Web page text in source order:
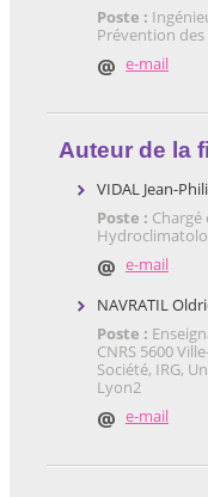
Poste :
Prévention
e-mail
Auteur de la
VIDAL Jean-
Poste : Chargé
e-mail
NAVRATIL
Poste :
CNRS 5600
Société, IRG,
Lyon2
e-mail